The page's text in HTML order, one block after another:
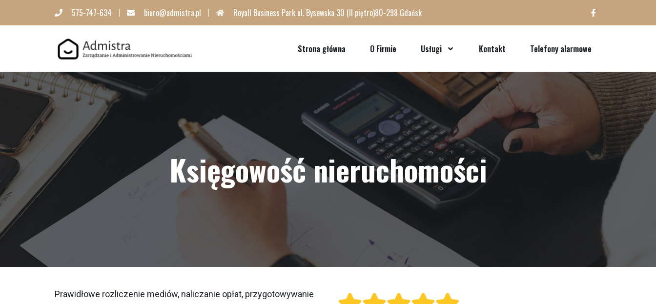
575-747-634 biuro@admistra.pl Royall Business Park ul. Bysewska 30 (II piętro)80-298 Gdańsk
Strona główna O Firmie Usługi Kontakt Telefony alarmowe
Księgowość nieruchomości
Prawidłowe rozliczenie mediów, naliczanie opłat, przygotowywanie